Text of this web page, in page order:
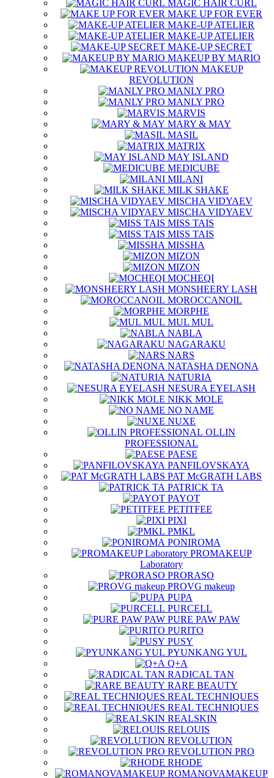
MAGIC HAIR CURL
MAKE UP FOR EVER
MAKE-UP ATELIER
MAKE-UP ATELIER
MAKE-UP SECRET
MAKEUP BY MARIO
MAKEUP
REVOLUTION
MANLY PRO
MANLY PRO
MARVIS
MARY & MAY
MASIL
MATRIX
MAY ISLAND
MEDICUBE
MILANI
MILK SHAKE
MISCHA VIDYAEV
MISCHA VIDYAEV
MISS TAIS
MISS TAIS
MISSHA
MIZON
MIZON
MOCHEQI
MONSHEERY LASH
MOROCCANOIL
MORPHE
MUL MUL
NABLA
NAGARAKU
NARS
NATASHA DENONA
NATURIA
NESURA EYELASH
NIKK MOLE
NO NAME
NUXE
OLLIN
PROFESSIONAL
PAESE
PANFILOVSKAYA
PAT McGRATH LABS
PATRICK TA
PAYOT
PETITFEE
PIXI
PMKL
PONIROMA
PROMAKEUP
Laboratory
PRORASO
PROVG makeup
PUPA
PURCELL
PURE PAW PAW
PURITO
PUSY
PYUNKANG YUL
Q+A
RADICAL TAN
RARE BEAUTY
REAL TECHNIQUES
REAL TECHNIQUES
REALSKIN
RELOUIS
REVOLUTION
REVOLUTION PRO
RHODE
ROMANOVAMAKEUP